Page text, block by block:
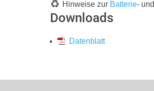
Hinweise zur Batterie- und
Downloads
Datenblatt